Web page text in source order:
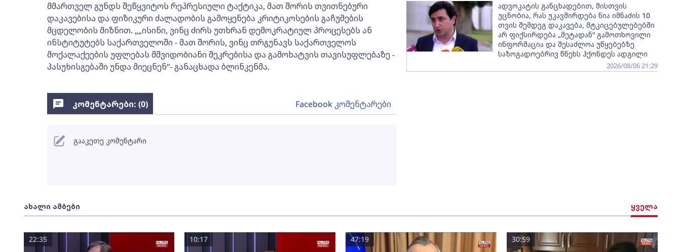
მმართველ გუნდს შეწყვიტოს რეპრესიული ტაქტიკა, მათ შორის თვითნებური
დაკავებისა და ფიზიკური ძალადობის გამოყენება კრიტიკოსების გაჩუმების
მცდელობის მიზნით. „„ისინი, ვინც ძირს უთხრან დემოკრატიულ პროცესებს ან
ინსტიტუტებს საქართველოში - მათ შორის, ვინც თრგუნავს საქართველოს
მოქალაქეების უფლებას მშვიდობიანი შეკრებისა და გამოხატვის თავისუფლებაზე -
პასუხისგებაში უნდა მიეცნენ“- განაცხადა ბლინკენმა.
ადვოკატის განცხადებით, მისთვის
უცნობია, რას უკავშირდება ნია იმნაძის 10
თვის შემდეგ დაკავება, მტკიცებულებებში
არ ფიქსირდება „მეტადან“ გამოთხოვილი
ინფორმაცია და შესაძლოა უწყებებზე
საზოგადოებრივ წნეხს ჰქონდეს ადგილი
2026/08/06 21:29
ახალი ამბები ყველა
22:35 10:17 47:19 30:59
კომენტარები: (0) Facebook კომენტარები
გააკეთე კომენტარი